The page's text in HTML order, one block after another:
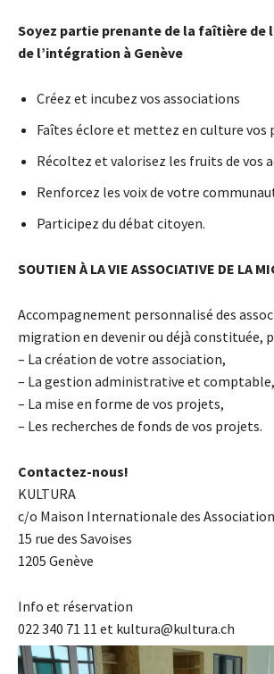
Soyez partie prenante de la faîtière de
de l’intégration à Genève
Créez et incubez vos associations
Faîtes éclore et mettez en culture vos
Récoltez et valorisez les fruits de vos
Renforcez les voix de votre
Participez du débat citoyen.
SOUTIEN À LA VIE ASSOCIATIVE DE LA
Accompagnement personnalisé des
migration en devenir ou déjà constituée,
– La création de votre association,
– La gestion administrative et comptable,
– La mise en forme de vos projets,
– Les recherches de fonds de vos projets.
Contactez-nous!
KULTURA
c/o Maison Internationale des
15 rue des Savoises
1205 Genève
Info et réservation
022 340 71 11 et kultura@kultura.ch